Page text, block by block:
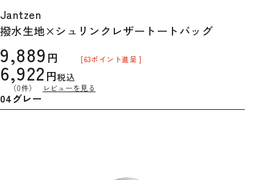
Jantzen
撥水生地×シュリンクレザートートバッグ
9,889
6,922 税込
[63ポイント進呈 ]
（0件） レビューを見る
04グレー